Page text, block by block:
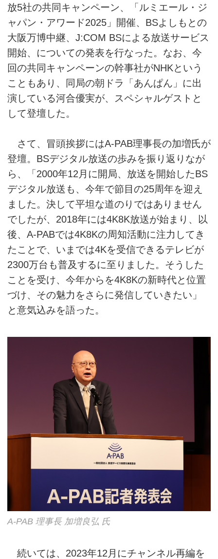
放5社の共同キャンペーン、「ルミエール・ジ
ャパン・アワード2025」開催、BSよしもとの
大阪万博中継、J:COM BSによる放送サービス
開始、についての発表を行なった。なお、今
回の共同キャンペーンの幹事社がNHKという
こともあり、同局の朝ドラ「あんぱん」に出
演している河合優実が、スペシャルゲストと
して登壇した。
さて、冒頭挨拶にはA-PAB理事長の加増氏が
登壇。BSデジタル放送の歩みを振り返りなが
ら、「2000年12月に開局、放送を開始したBS
デジタル放送も、今年で節目の25周年を迎え
ました。決して平坦な道のりではありません
でしたが、2018年には4K8K放送が始まり、以
後、A-PABでは4K8Kの周知活動に注力してき
たことで、いまでは4Kを受信できるテレビが
2300万台も普及するに至りました。そうした
ことを受け、今年からを4K8Kの新時代と位置
づけ、その魅力をさらに発信していきたい」
と意気込みを語った。
A-PAB 理事長 加増良弘 氏
続いては、2023年12月にチャンネル再編を